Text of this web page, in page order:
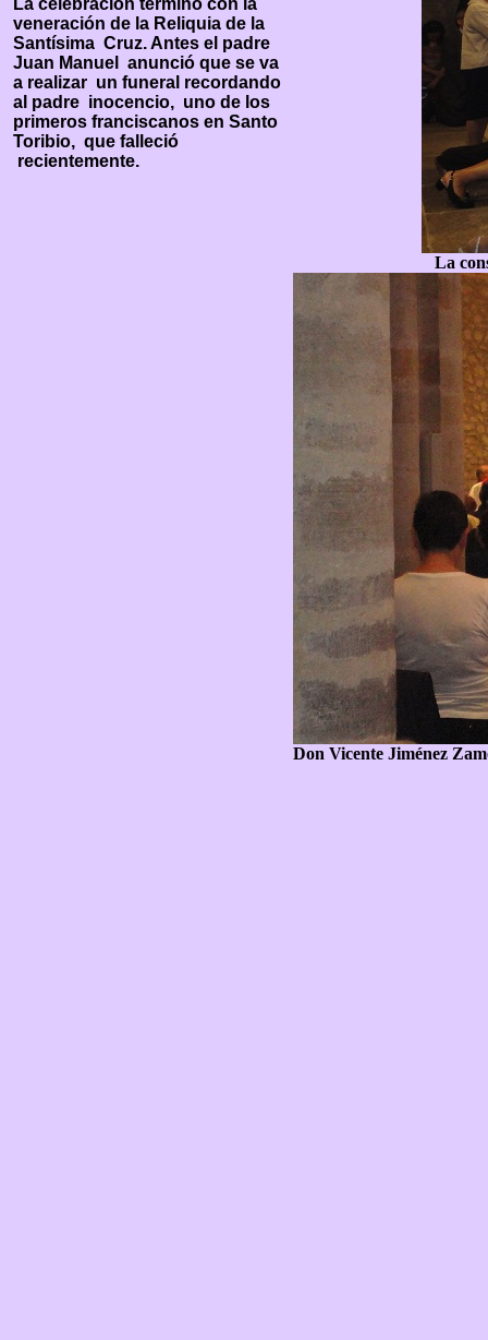
La celebración terminó con la
veneración de la Reliquia de la
Santísima Cruz. Antes el padre
Juan Manuel anunció que se va
a realizar un funeral recordando
al padre inocencio, uno de los
primeros franciscanos en Santo
Toribio, que falleció
recientemente.
La
Don Vicente Jiménez